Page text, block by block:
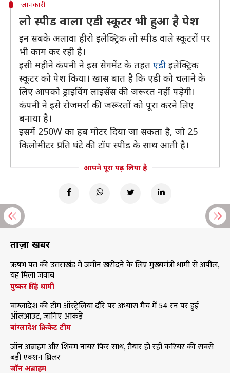
जानकारी
लो स्पीड वाला एडी स्कूटर भी हुआ है पेश
इन सबके अलावा हीरो इलेक्ट्रिक लो स्पीड वाले स्कूटरों पर
भी काम कर रही है।
इसी महीने कंपनी ने इस सेगमेंट के तहत एडी इलेक्ट्रिक
स्कूटर को पेश किया। खास बात है कि एडी को चलाने के
लिए आपको ड्राइविंग लाइसेंस की जरूरत नहीं पड़ेगी।
कंपनी ने इसे रोजमर्रा की जरूरतों को पूरा करने लिए
बनाया है।
इसमें 250W का हब मोटर दिया जा सकता है, जो 25
किलोमीटर प्रति घंटे की टॉप स्पीड के साथ आती है।
आपने पूरा पढ़ लिया है
ताज़ा खबरें
ऋषभ पंत की उत्तराखंड में जमीन खरीदने के लिए मुख्यमंत्री धामी से अपील,
यह मिला जवाब
पुष्कर सिंह धामी
बांग्लादेश की टीम ऑस्ट्रेलिया दौरे पर अभ्यास मैच में 54 रन पर हुई
ऑलआउट, जानिए आंकड़े
बांग्लादेश क्रिकेट टीम
जॉन अब्राहम और शिवम नायर फिर साथ, तैयार हो रही करियर की सबसे
बड़ी एक्शन थ्रिलर
जॉन अब्राहम